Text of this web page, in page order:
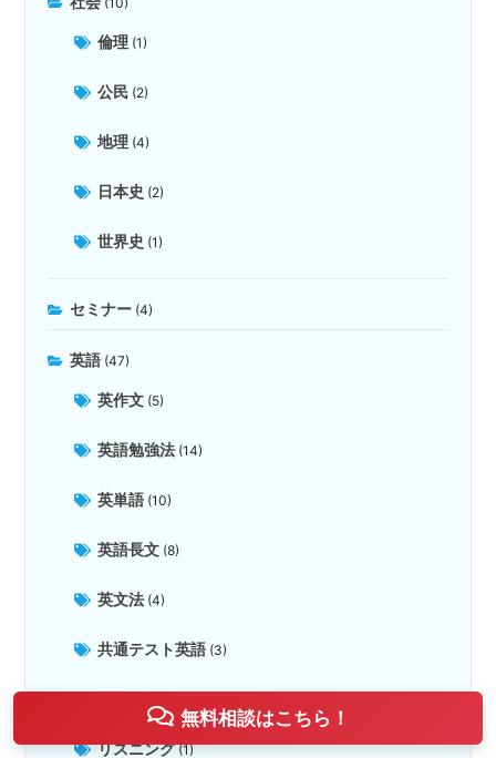
倫理 (1)
公民 (2)
地理 (4)
日本史 (2)
世界史 (1)
セミナー (4)
英語 (47)
英作文 (5)
英語勉強法 (14)
英単語 (10)
英語長文 (8)
英文法 (4)
共通テスト英語 (3)
リスニング(1)
無料相談はこちら！